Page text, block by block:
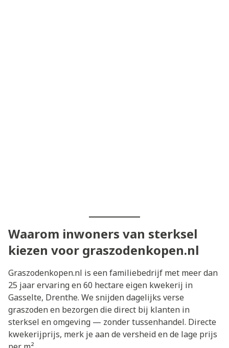
Waarom inwoners van sterksel
kiezen voor graszodenkopen.nl
Graszodenkopen.nl is een familiebedrijf met meer dan
25 jaar ervaring en 60 hectare eigen kwekerij in
Gasselte, Drenthe. We snijden dagelijks verse
graszoden en bezorgen die direct bij klanten in
sterksel en omgeving — zonder tussenhandel. Directe
kwekerijprijs, merk je aan de versheid en de lage prijs